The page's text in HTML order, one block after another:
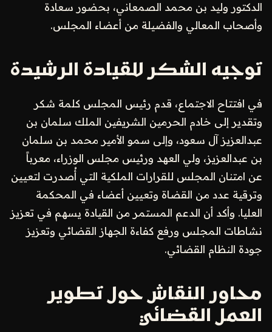
الدكتور وليد بن محمد الصمعاني، بحضور سعادة
وأصحاب المعالي والفضيلة من أعضاء المجلس.
توجيه الشكر للقيادة الرشيدة
في افتتاح الاجتماع، قدم رئيس المجلس كلمة شكر
وتقدير إلى خادم الحرمين الشريفين الملك سلمان بن
عبدالعزيز آل سعود، وإلى سمو الأمير محمد بن سلمان
بن عبدالعزيز، ولي العهد ورئيس مجلس الوزراء، معرباً
عن امتنان المجلس للقرارات الملكية التي أُصدرت لتعيين
وترقية عدد من القضاة وتعيين أعضاء في المحكمة
العليا. وأكد أن الدعم المستمر من القيادة يسهم في تعزيز
نشاطات المجلس ورفع كفاءة الجهاز القضائي وتعزيز
جودة النظام القضائي.
محاور النقاش حول تطوير
العمل القضائي